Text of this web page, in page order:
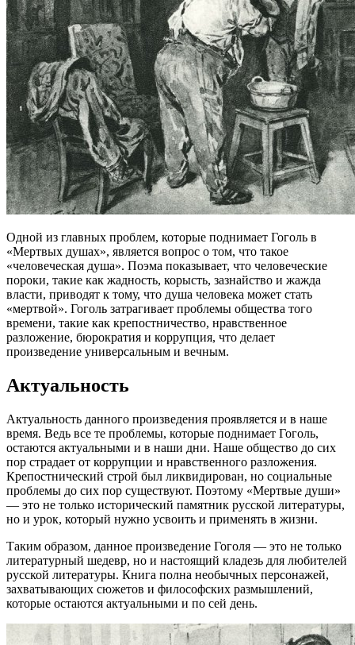
Одной из главных проблем, которые поднимает Гоголь в
«Мертвых душах», является вопрос о том, что такое
«человеческая душа». Поэма показывает, что человеческие
пороки, такие как жадность, корысть, зазнайство и жажда
власти, приводят к тому, что душа человека может стать
«мертвой». Гоголь затрагивает проблемы общества того
времени, такие как крепостничество, нравственное
разложение, бюрократия и коррупция, что делает
произведение универсальным и вечным.
Актуальность
Актуальность данного произведения проявляется и в наше
время. Ведь все те проблемы, которые поднимает Гоголь,
остаются актуальными и в наши дни. Наше общество до сих
пор страдает от коррупции и нравственного разложения.
Крепостнический строй был ликвидирован, но социальные
проблемы до сих пор существуют. Поэтому «Мертвые души»
— это не только исторический памятник русской литературы,
но и урок, который нужно усвоить и применять в жизни.
Таким образом, данное произведение Гоголя — это не только
литературный шедевр, но и настоящий кладезь для любителей
русской литературы. Книга полна необычных персонажей,
захватывающих сюжетов и философских размышлений,
которые остаются актуальными и по сей день.